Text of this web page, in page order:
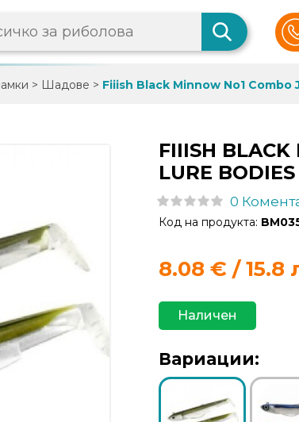
> Шадове > Fiiish Black Minnow No1 Combo
FIIISH BLACK
LURE
0
Код на продукта:
8.08 € / 15.8
Наличен
Вариации: